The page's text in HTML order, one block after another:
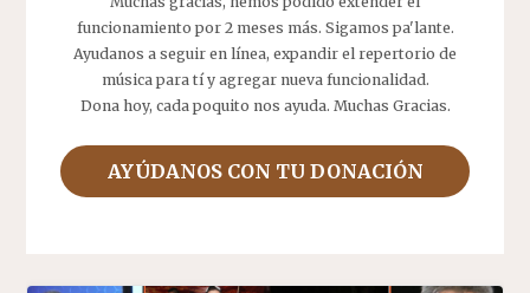
funcionamiento por 2 meses más. Sigamos pa'lante.
Ayudanos a seguir en línea, expandir el repertorio de
música para tí y agregar nueva funcionalidad.
Dona hoy, cada poquito nos ayuda. Muchas Gracias.
AYÚDANOS CON TU DONACIÓN